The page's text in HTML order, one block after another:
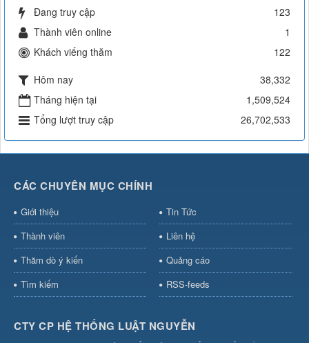
Đang truy cập
123
Thành viên online
1
Khách viếng thăm
122
Hôm nay
38,332
Tháng hiện tại
1,509,524
Tổng lượt truy cập
26,702,533
CÁC CHUYÊN MỤC CHÍNH
Giới thiệu
Tin Tức
Thành viên
Liên hệ
Thăm dò ý kiến
Quảng cáo
Tìm kiếm
RSS-feeds
CTY CP HỆ THỐNG LUẬT NGUYỄN